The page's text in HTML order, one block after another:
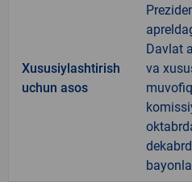
Xususiylashtirish
uchun asos
Davlat
va